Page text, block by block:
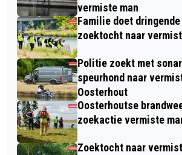
vermiste man
Familie doet
zoektocht naar
Politie zoekt met
speurhond naar
Oosterhout
Oosterhoutse
zoekactie vermiste
Zoektocht naar